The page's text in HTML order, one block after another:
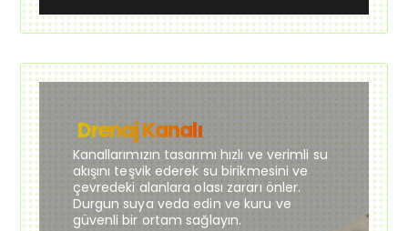
Drenaj Kanalı
Kanallarımızın tasarımı hızlı ve verimli su
akışını teşvik ederek su birikmesini ve
çevredeki alanlara olası zararı önler.
Durgun suya veda edin ve kuru ve
güvenli bir ortam sağlayın.